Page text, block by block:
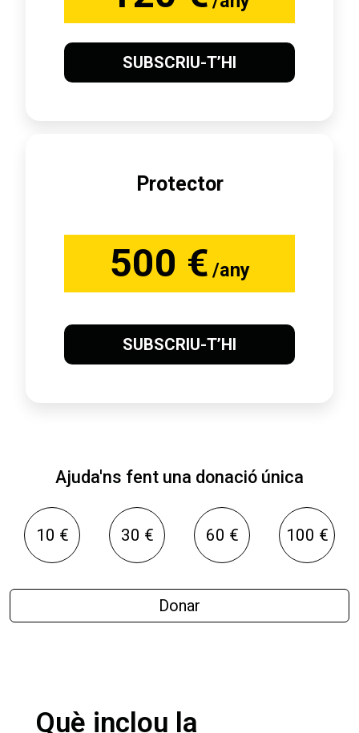
SUBSCRIU-T’HI
Protector
500 € /any
SUBSCRIU-T’HI
Ajuda'ns fent una donació única
10 € 30 € 60 € 100 €
Donar
Què inclou la